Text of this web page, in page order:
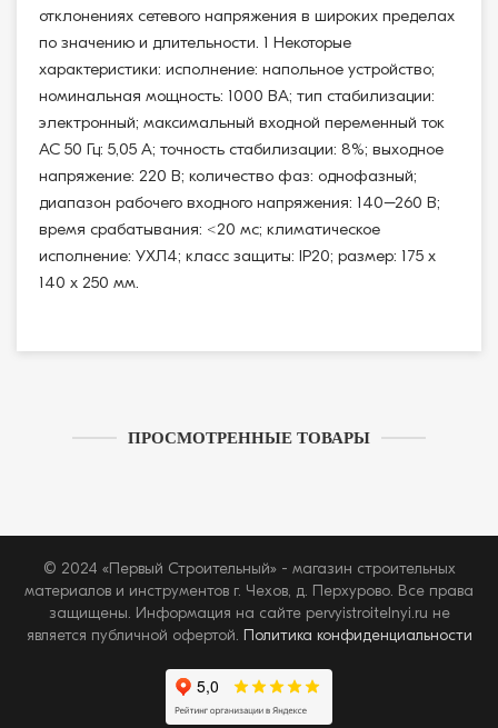
отклонениях сетевого напряжения в широких пределах
по значению и длительности. 1 Некоторые
характеристики: исполнение: напольное устройство;
номинальная мощность: 1000 ВА; тип стабилизации:
электронный; максимальный входной переменный ток
AC 50 Гц: 5,05 А; точность стабилизации: 8%; выходное
напряжение: 220 В; количество фаз: однофазный;
диапазон рабочего входного напряжения: 140–260 В;
время срабатывания: <20 мс; климатическое
исполнение: УХЛ4; класс защиты: IP20; размер: 175 x
140 x 250 мм.
ПРОСМОТРЕННЫЕ ТОВАРЫ
© 2024 «Первый Строительный» - магазин строительных
материалов и инструментов г. Чехов, д. Перхурово. Все права
защищены. Информация на сайте pervyistroitelnyi.ru не
является публичной офертой. Политика конфиденциальности